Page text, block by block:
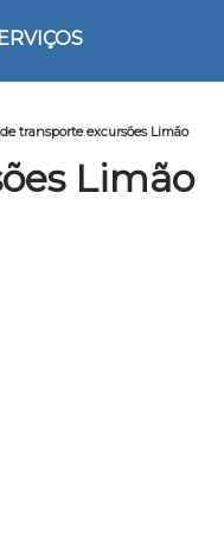
transporte excursões Limão
Limão